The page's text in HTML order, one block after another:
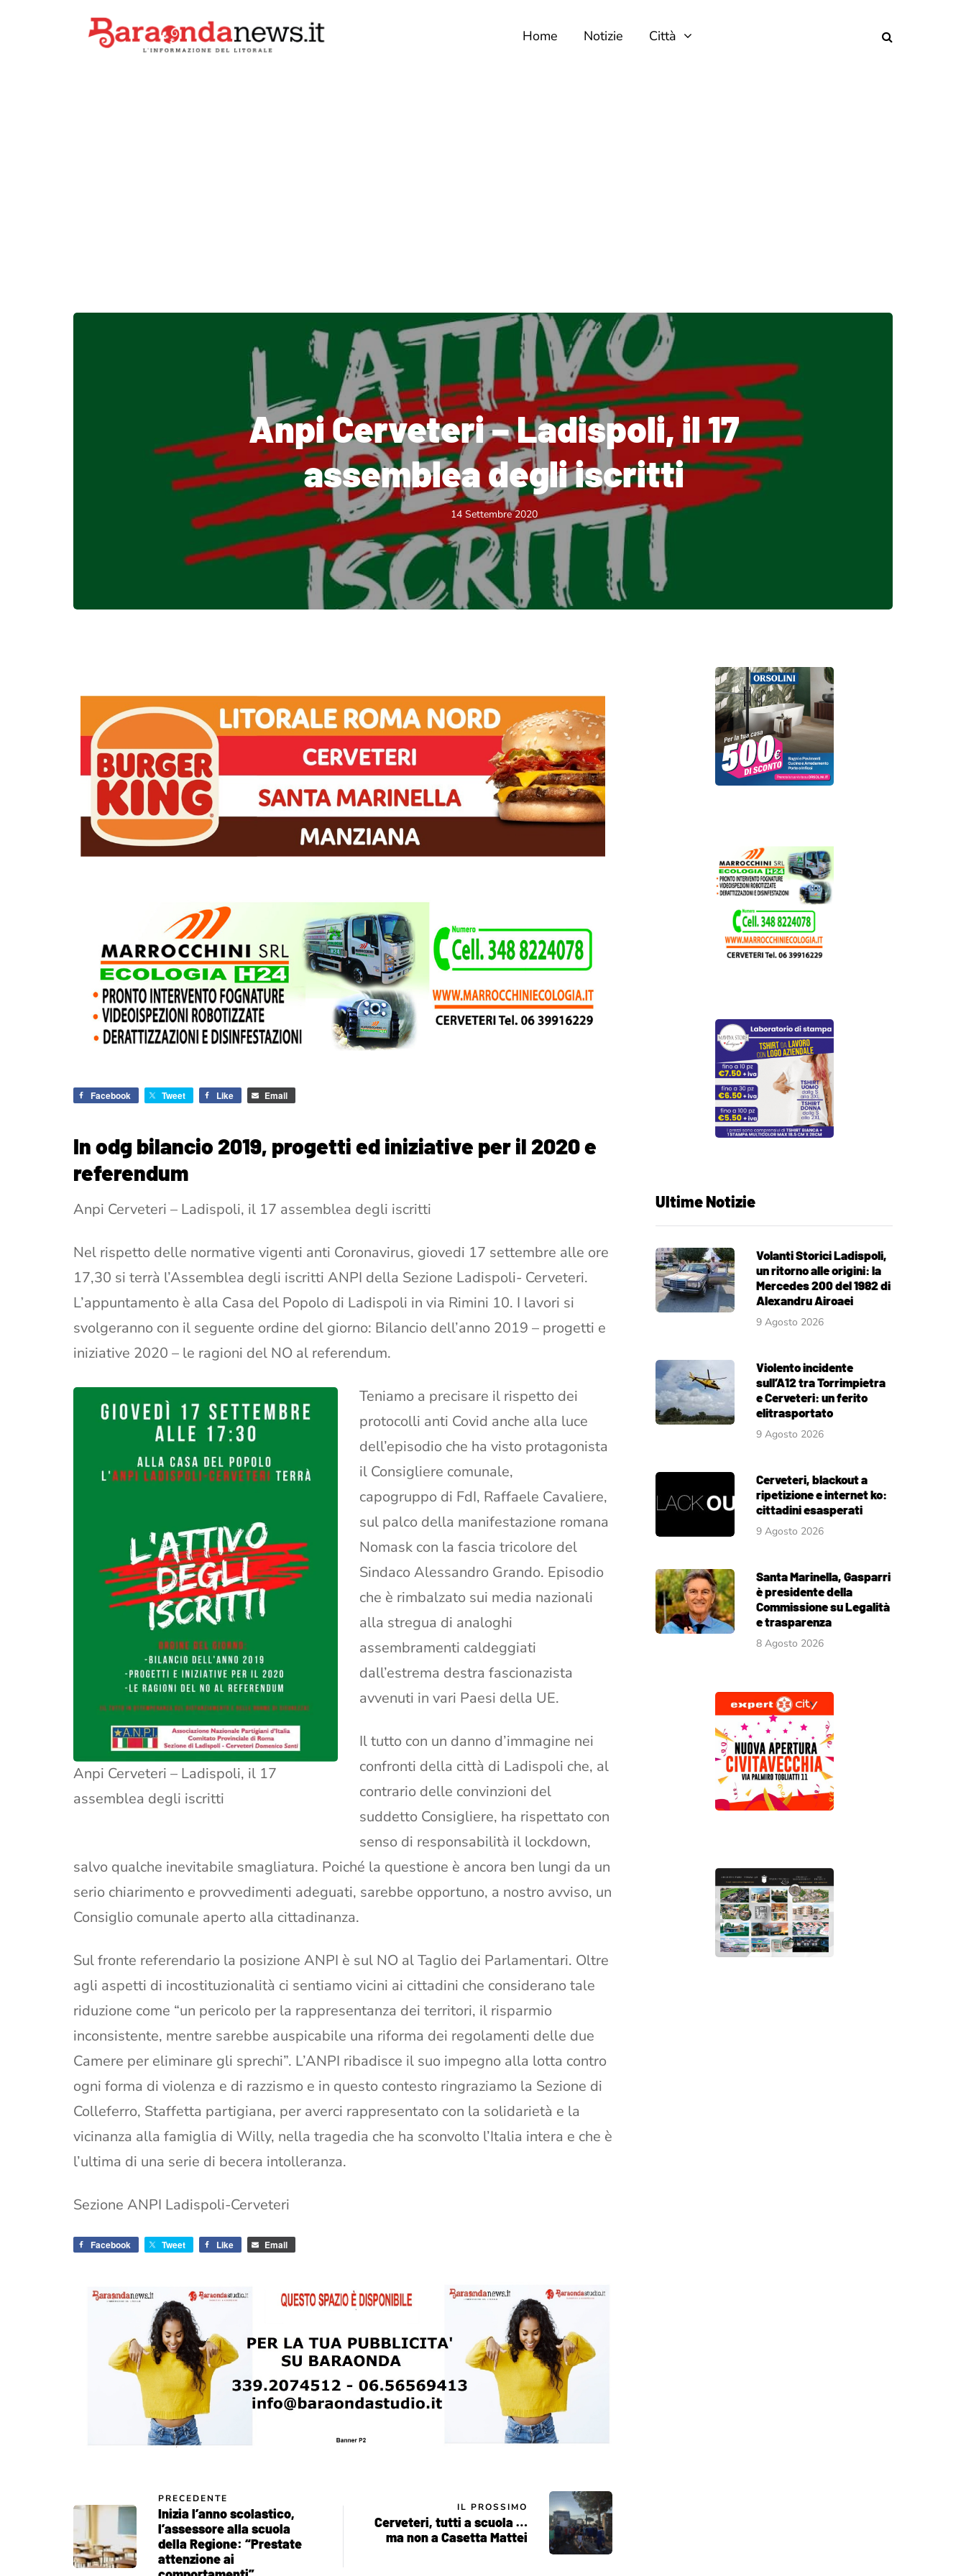
Home Notizie Città
Anpi Cerveteri – Ladispoli, il 17
assemblea degli iscritti
14 Settembre 2020
Facebook Tweet Like Email
In odg bilancio 2019, progetti ed iniziative per il 2020 e
referendum
Anpi Cerveteri – Ladispoli, il 17 assemblea degli iscritti
Nel rispetto delle normative vigenti anti Coronavirus, giovedi 17 settembre alle ore
17,30 si terrà l’Assemblea degli iscritti ANPI della Sezione Ladispoli- Cerveteri.
L’appuntamento è alla Casa del Popolo di Ladispoli in via Rimini 10. I lavori si
svolgeranno con il seguente ordine del giorno: Bilancio dell’anno 2019 – progetti e
iniziative 2020 – le ragioni del NO al referendum.
Anpi Cerveteri – Ladispoli, il 17
assemblea degli iscritti
Teniamo a precisare il rispetto dei
protocolli anti Covid anche alla luce
dell’episodio che ha visto protagonista
il Consigliere comunale,
capogruppo di FdI, Raffaele Cavaliere,
sul palco della manifestazione romana
Nomask con la fascia tricolore del
Sindaco Alessandro Grando. Episodio
che è rimbalzato sui media nazionali
alla stregua di analoghi
assembramenti caldeggiati
dall’estrema destra fascionazista
avvenuti in vari Paesi della UE.
Il tutto con un danno d’immagine nei
confronti della città di Ladispoli che, al
contrario delle convinzioni del
suddetto Consigliere, ha rispettato con
senso di responsabilità il lockdown,
salvo qualche inevitabile smagliatura. Poiché la questione è ancora ben lungi da un
serio chiarimento e provvedimenti adeguati, sarebbe opportuno, a nostro avviso, un
Consiglio comunale aperto alla cittadinanza.
Sul fronte referendario la posizione ANPI è sul NO al Taglio dei Parlamentari. Oltre
agli aspetti di incostituzionalità ci sentiamo vicini ai cittadini che considerano tale
riduzione come “un pericolo per la rappresentanza dei territori, il risparmio
inconsistente, mentre sarebbe auspicabile una riforma dei regolamenti delle due
Camere per eliminare gli sprechi”. L’ANPI ribadisce il suo impegno alla lotta contro
ogni forma di violenza e di razzismo e in questo contesto ringraziamo la Sezione di
Colleferro, Staffetta partigiana, per averci rappresentato con la solidarietà e la
vicinanza alla famiglia di Willy, nella tragedia che ha sconvolto l’Italia intera e che è
l’ultima di una serie di becera intolleranza.
Sezione ANPI Ladispoli-Cerveteri
Facebook Tweet Like Email
PRECEDENTE
Inizia l’anno scolastico,
l’assessore alla scuola
della Regione: “Prestate
attenzione ai
IL PROSSIMO
Cerveteri, tutti a scuola …
ma non a Casetta Mattei
Ultime Notizie
Volanti Storici Ladispoli,
un ritorno alle origini: la
Mercedes 200 del 1982 di
Alexandru Airoaei
9 Agosto 2026
Violento incidente
sull’A12 tra Torrimpietra
e Cerveteri: un ferito
elitrasportato
9 Agosto 2026
Cerveteri, blackout a
ripetizione e internet ko:
cittadini esasperati
9 Agosto 2026
Santa Marinella, Gasparri
è presidente della
Commissione su Legalità
e trasparenza
8 Agosto 2026